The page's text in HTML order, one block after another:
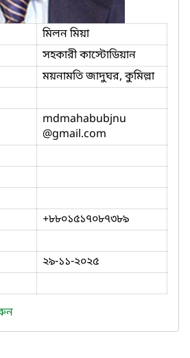
মিলন মিয়া
সহকারী কাস্টোডিয়ান
ময়নামতি জাদুঘর, কুমিল্লা
mdmahabubjnu
@gmail.com
+৮৮০১৫১৭০৮৭৩৮৯
২৯-১১-২০২৫